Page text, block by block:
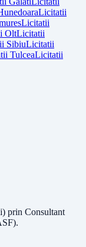
Licitatii
Licitatii
OltLicitatii
SibiuLicitatii
TulceaLicitatii
prin Consultant